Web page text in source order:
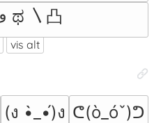
凸〳 ಥ ڡ ಥ 〵凸
vis alt
(ง •̀_•́)ง ᕦ(ò_óˇ)ᕤ